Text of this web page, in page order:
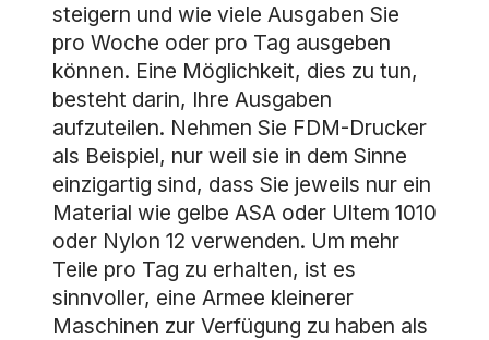
steigern und wie viele Ausgaben Sie
pro Woche oder pro Tag ausgeben
können. Eine Möglichkeit, dies zu tun,
besteht darin, Ihre Ausgaben
aufzuteilen. Nehmen Sie FDM-Drucker
als Beispiel, nur weil sie in dem Sinne
einzigartig sind, dass Sie jeweils nur ein
Material wie gelbe ASA oder Ultem 1010
oder Nylon 12 verwenden. Um mehr
Teile pro Tag zu erhalten, ist es
sinnvoller, eine Armee kleinerer
Maschinen zur Verfügung zu haben als